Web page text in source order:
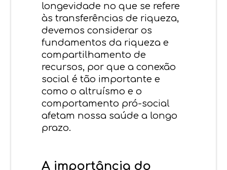
longevidade no que se refere
às transferências de riqueza,
devemos considerar os
fundamentos da riqueza e
compartilhamento de
recursos, por que a conexão
social é tão importante e
como o altruísmo e o
comportamento pró-social
afetam nossa saúde a longo
prazo.
A importância do